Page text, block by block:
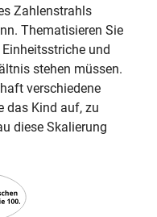
Zahlenstrahls
Thematisieren Sie
und
stehen müssen.
verschiedene
das Kind auf, zu
diese Skalierung